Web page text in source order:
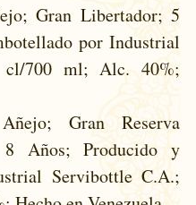
Gran Libertador; 5
por Industrial
cl/700 ml; Alc. 40%;
Gran Reserva
8 Años; Producido y
Servibottle C.A.;